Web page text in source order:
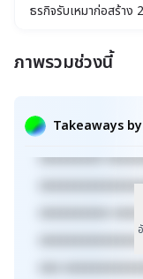
ธุรกิจรับเหมาก่อสร้าง
กลุ่มธุรกิจอื่นๆ
ภาพรวมช่วงนี้
Takeaways
xxxxxxxxx
xxxxxxxxxx
xxx